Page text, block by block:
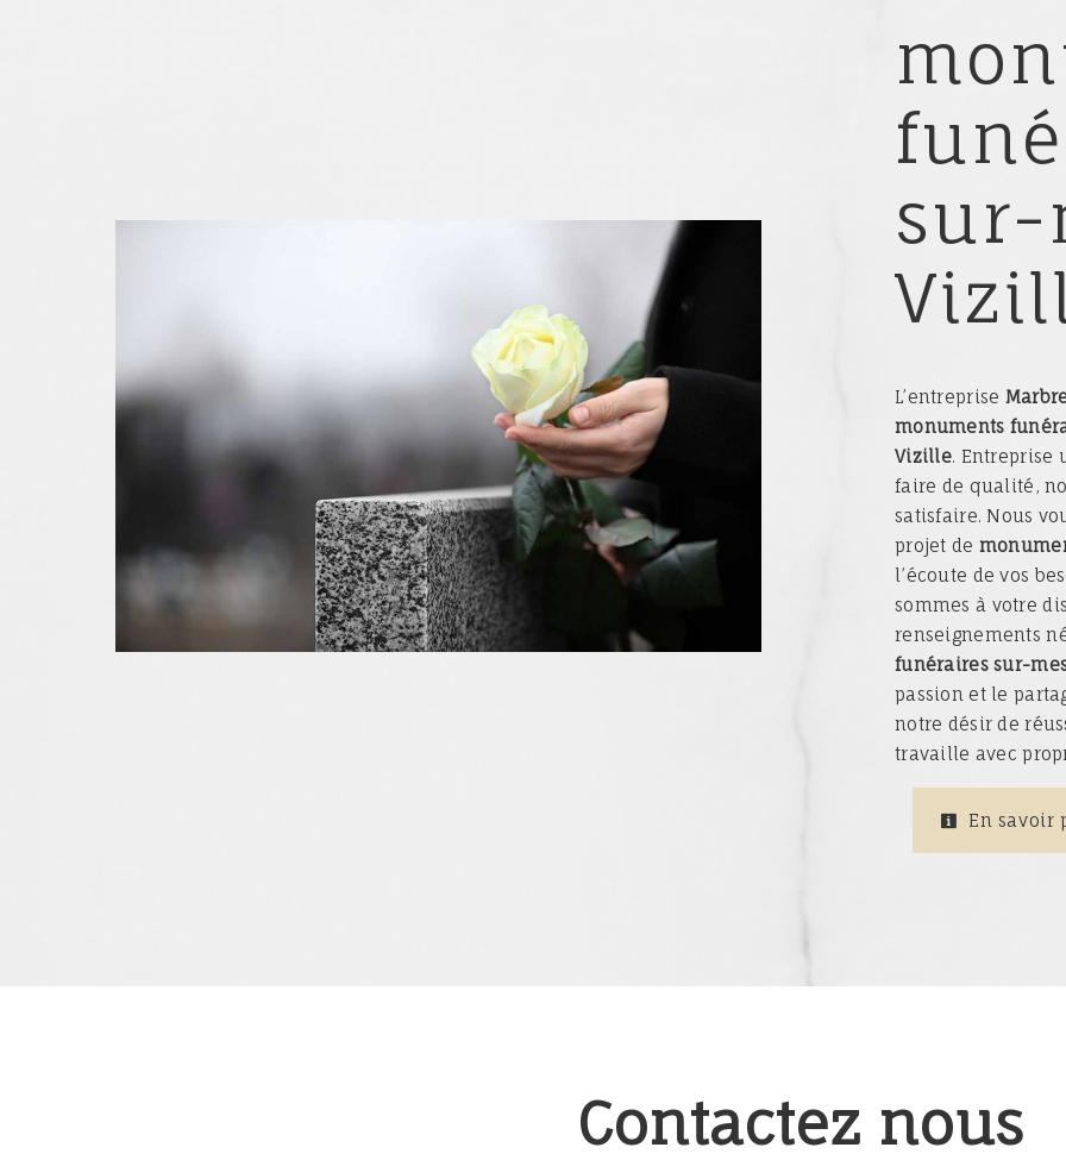
sur-
L’entreprise
monuments
Vizille. Entreprise
faire de qualité,
satisfaire. Nous
projet de
l’écoute de vos
sommes à votre
renseignements
funéraires sur-
passion et le
notre désir de
travaille avec
En savoir
Contactez nous